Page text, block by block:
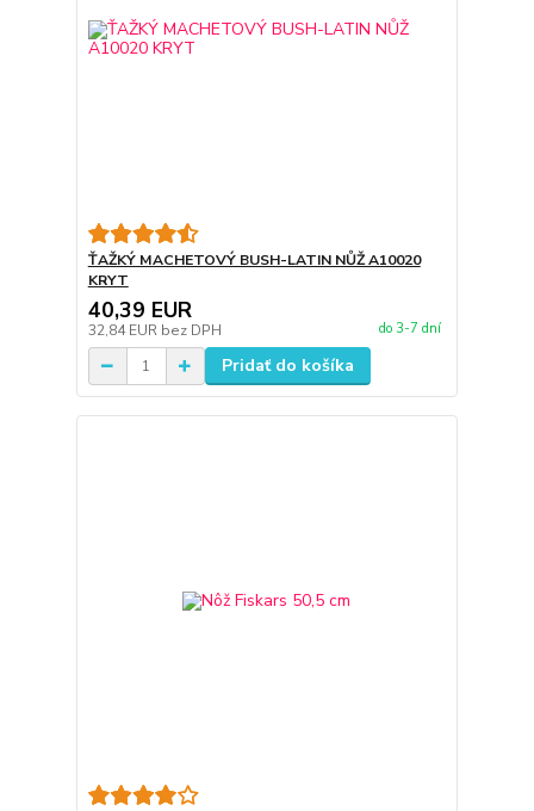
ŤAŽKÝ MACHETOVÝ BUSH-LATIN NŮŽ A10020
KRYT
40,39 EUR
32,84 EUR bez DPH do 3-7 dní
Pridať do košíka